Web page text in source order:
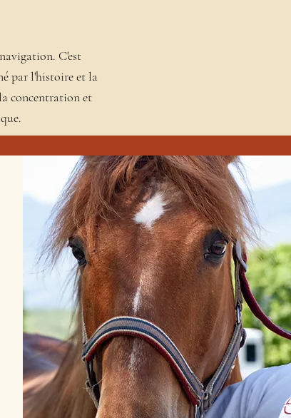
C'est
par l'histoire et la
concentration et